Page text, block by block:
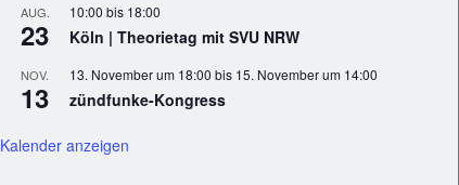
AUG.
23
10:00 bis 18:00
Köln | Theorietag mit SVU NRW
NOV.
13
13. November um 18:00 bis 15. November um 14:00
zündfunke-Kongress
Kalender anzeigen